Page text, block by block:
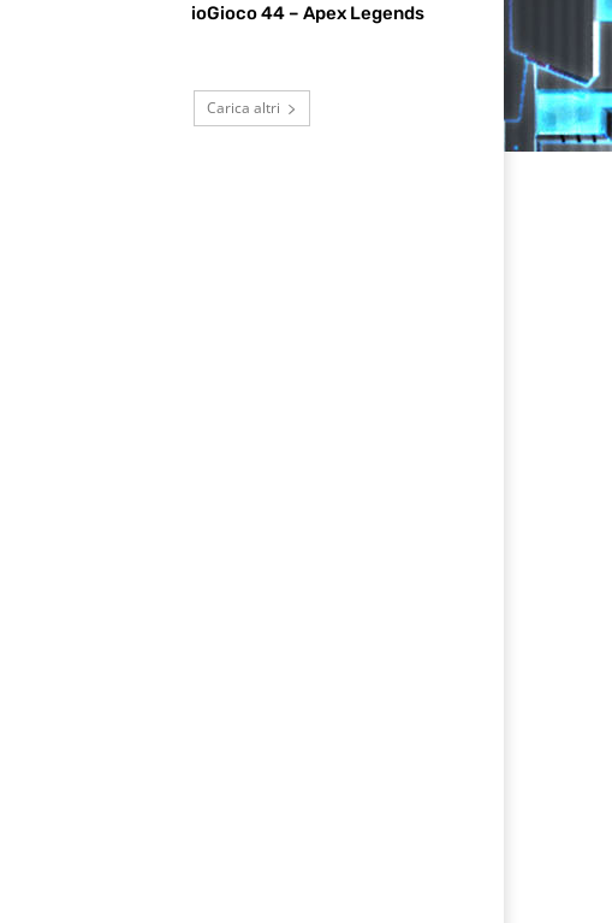
ioGioco 44 – Apex Legends
Carica altri